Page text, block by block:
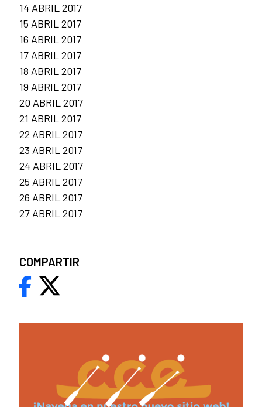
14 ABRIL 2017
15 ABRIL 2017
16 ABRIL 2017
17 ABRIL 2017
18 ABRIL 2017
19 ABRIL 2017
20 ABRIL 2017
21 ABRIL 2017
22 ABRIL 2017
23 ABRIL 2017
24 ABRIL 2017
25 ABRIL 2017
26 ABRIL 2017
27 ABRIL 2017
COMPARTIR